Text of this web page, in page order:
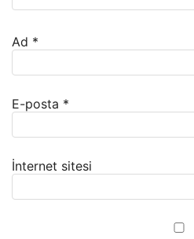
Ad *
E-posta *
İnternet sitesi